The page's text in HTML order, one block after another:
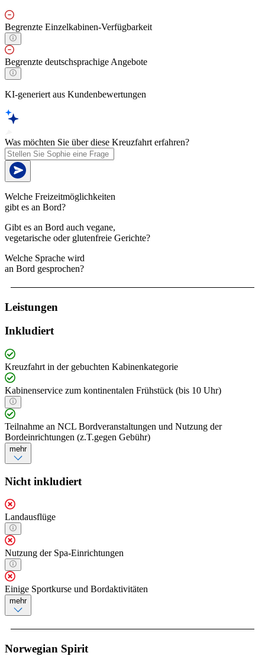
Begrenzte Einzelkabinen-Verfügbarkeit
Begrenzte deutschsprachige Angebote
KI-generiert aus Kundenbewertungen
Was möchten Sie über diese Kreuzfahrt erfahren?
Welche Freizeitmöglichkeiten
gibt es an Bord?
Gibt es an Bord auch vegane,
vegetarische oder glutenfreie Gerichte?
Welche Sprache wird
an Bord gesprochen?
Leistungen
Inkludiert
Kreuzfahrt in der gebuchten Kabinenkategorie
Kabinenservice zum kontinentalen Frühstück (bis 10 Uhr)
Teilnahme an NCL Bordveranstaltungen und Nutzung der
Bordeinrichtungen (z.T.gegen Gebühr)
mehr
Nicht inkludiert
Landausflüge
Nutzung der Spa-Einrichtungen
Einige Sportkurse und Bordaktivitäten
mehr
Norwegian Spirit